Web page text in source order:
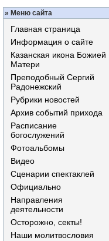
» Меню сайта
Главная страница
Информация о сайте
Казанская икона Божией
Матери
Преподобный Сергий
Радонежский
Рубрики новостей
Архив событий прихода
Расписание
богослужений
Фотоальбомы
Видео
Сценарии спектаклей
Официально
Направления
деятельности
Осторожно, секты!
Наши молитвословия